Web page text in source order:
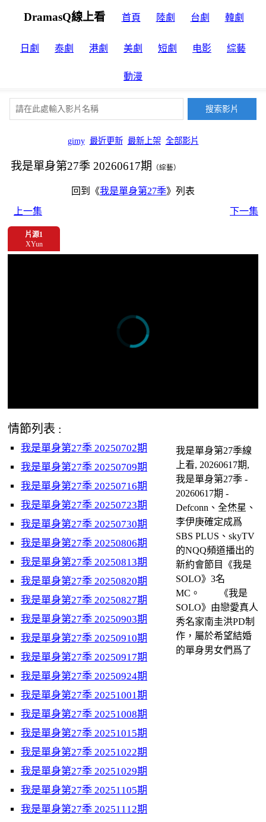
DramasQ線上看 首頁 陸劇 台劇 韓劇
日劇 泰劇 港劇 美劇 短劇 电影 綜藝
動漫
gimy 最近更新 最新上架 全部影片
我是單身第27季 20260617期 （綜藝）
回到《我是單身第27季》列表
上一集
下一集
片源1
XYun
情節列表 :
我是單身第27季 20250702期
我是單身第27季 20250709期
我是單身第27季 20250716期
我是單身第27季 20250723期
我是單身第27季 20250730期
我是單身第27季 20250806期
我是單身第27季 20250813期
我是單身第27季 20250820期
我是單身第27季 20250827期
我是單身第27季 20250903期
我是單身第27季 20250910期
我是單身第27季 20250917期
我是單身第27季 20250924期
我是單身第27季 20251001期
我是單身第27季 20251008期
我是單身第27季 20251015期
我是單身第27季 20251022期
我是單身第27季 20251029期
我是單身第27季 20251105期
我是單身第27季 20251112期
我是單身第27季線
上看, 20260617期,
我是單身第27季 -
20260617期 -
Defconn、全烋星、
李伊庚確定成爲
SBS PLUS、skyTV
的NQQ頻道播出的
新約會節目《我是
SOLO》3名
MC。 《我是
SOLO》由戀愛真人
秀名家南圭洪PD制
作，屬於希望結婚
的單身男女們爲了